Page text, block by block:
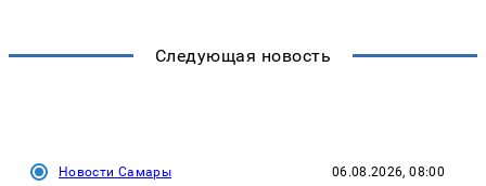
Следующая новость
Новости Самары 06.08.2026, 08:00